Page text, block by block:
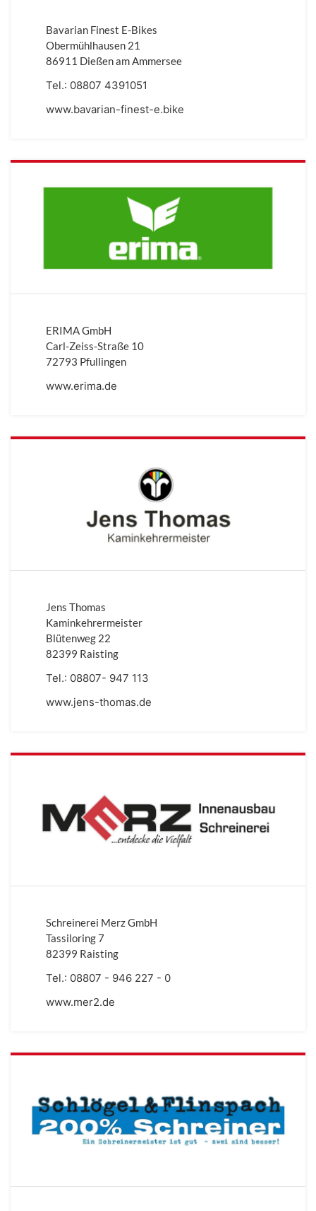
Bavarian Finest E-Bikes
Obermühlhausen 21
86911 Dießen am Ammersee
Tel.: 08807 4391051
www.bavarian-finest-e.bike
ERIMA GmbH
Carl-Zeiss-Straße 10
72793 Pfullingen
www.erima.de
Jens Thomas
Kaminkehrermeister
Blütenweg 22
82399 Raisting
Tel.: 08807- 947 113
www.jens-thomas.de
Schreinerei Merz GmbH
Tassiloring 7
82399 Raisting
Tel.: 08807 - 946 227 - 0
www.mer2.de